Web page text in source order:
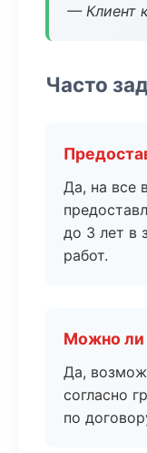
— Клиент
Часто
Да, на все
до 3 лет в
работ.
Можно ли
Да,
согласно
по